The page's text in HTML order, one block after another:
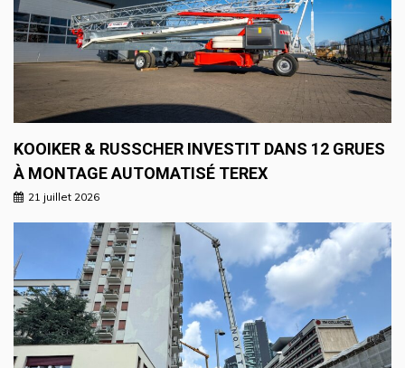
KOOIKER & RUSSCHER INVESTIT DANS 12 GRUES
À MONTAGE AUTOMATISÉ TEREX
21 juillet 2026